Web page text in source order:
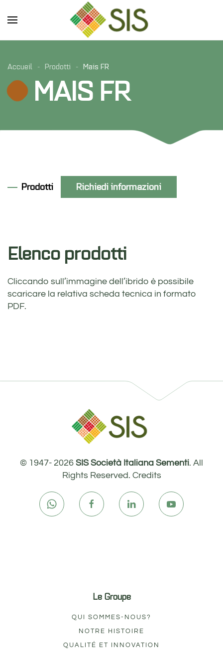
Skip to main content
Accueil Prodotti Mais FR
MAIS FR
Prodotti Richiedi informazioni
Elenco prodotti
Cliccando sull’immagine dell’ibrido è possibile
scaricare la relativa scheda tecnica in formato
PDF.
© 1947- 2026 SIS Società Italiana Sementi. All
Rights Reserved. Credits
Le Groupe
QUI SOMMES-NOUS?
NOTRE HISTOIRE
QUALITÉ ET INNOVATION